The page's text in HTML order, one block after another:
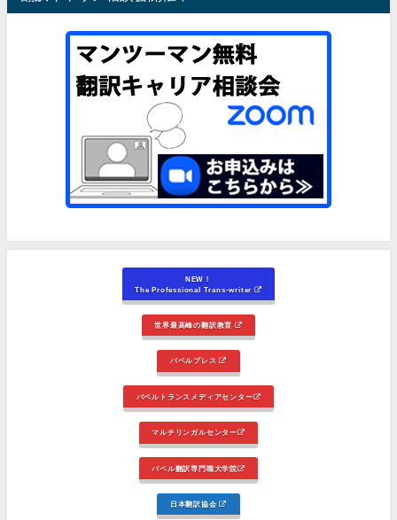
NEW！
The Professional Trans-writer
世界最高峰の翻訳教育
バベルプレス
バベルトランスメディアセンター
マルチリンガルセンター
バベル翻訳専門職大学院
日本翻訳協会